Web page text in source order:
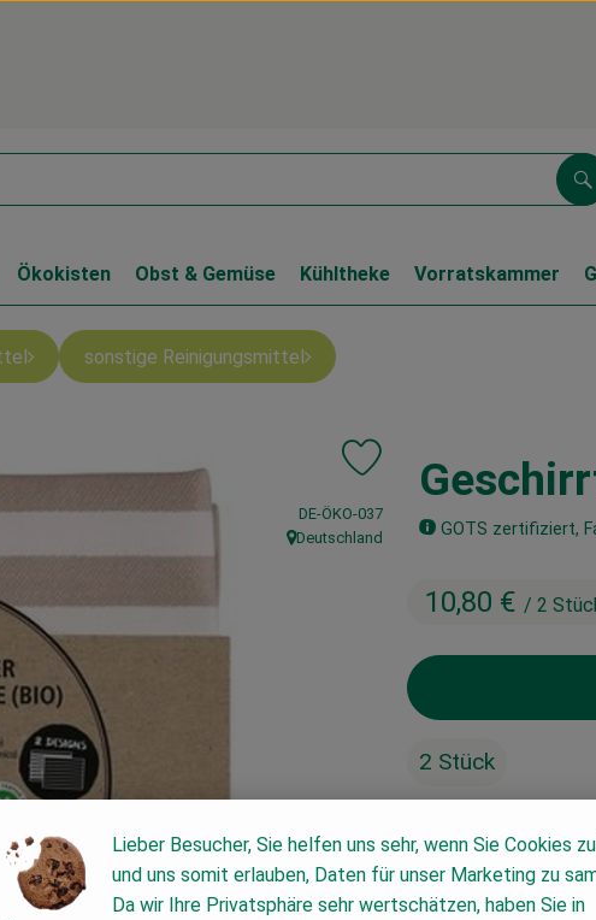
Ökokisten Obst & Gemüse Kühltheke Vorratskammer
sonstige Reinigungsmittel
GOTS zertifiziert,
10,80 € / 2
Produkt zu Favouriten
, Kontrollstelle:
DE-ÖKO-037
, Herkunft:
Deutschland
2 Stück
#63803 10,80 €/ 2 Stück
Lieber Besucher, Sie helfen uns sehr, wenn Sie Cookies
und uns somit erlauben, Daten für unser Marketing zu
Da wir Ihre Privatsphäre sehr wertschätzen, haben Sie in